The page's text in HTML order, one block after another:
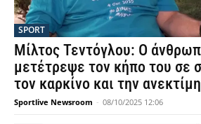
SPORT
Μίλτος Τεντόγλου: Ο
μετέτρεψε τον κήπο του σε
τον καρκίνο και την
Sportlive Newsroom - 08/10/2025 12:06